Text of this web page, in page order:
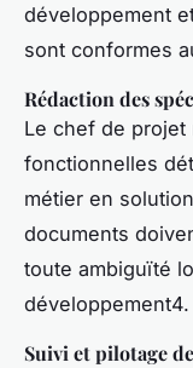
développement
sont conformes
Rédaction des
Le chef de
fonctionnelles
métier en
documents
toute ambiguïté
développement4.
Suivi et pilotage